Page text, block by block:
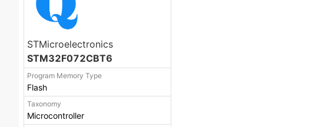
STMicroelectronics
STM32F072CBT6
Program Memory Type
Flash
Taxonomy
Microcontroller